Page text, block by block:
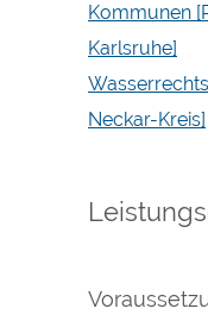
Kommunen
Karlsruhe]
Neckar-Kreis]